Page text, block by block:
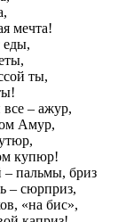
мечта!
еды,
ты,
– ажур,
Амур,
купюр!
– пальмы, бриз
– сюрприз,
«на бис»,